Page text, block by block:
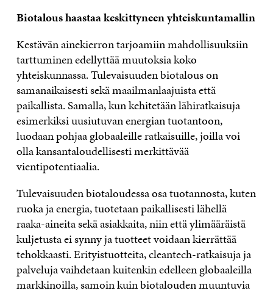
Biotalous haastaa keskittyneen yhteiskuntamallin
Kestävän ainekierron tarjoamiin mahdollisuuksiin
tarttuminen edellyttää muutoksia koko
yhteiskunnassa. Tulevaisuuden biotalous on
samanaikaisesti sekä maailmanlaajuista että
paikallista. Samalla, kun kehitetään lähiratkaisuja
esimerkiksi uusiutuvan energian tuotantoon,
luodaan pohjaa globaaleille ratkaisuille, joilla voi
olla kansantaloudellisesti merkittävää
vientipotentiaalia.
Tulevaisuuden biotaloudessa osa tuotannosta, kuten
ruoka ja energia, tuotetaan paikallisesti lähellä
raaka-aineita sekä asiakkaita, niin että ylimääräistä
kuljetusta ei synny ja tuotteet voidaan kierrättää
tehokkaasti. Erityistuotteita, cleantech-ratkaisuja ja
palveluja vaihdetaan kuitenkin edelleen globaaleilla
markkinoilla, samoin kuin biotalouden muuntuvia